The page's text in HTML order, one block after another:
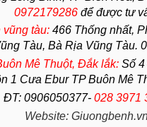
0972179286để được tư
vũng tàu:466 Thống nhất,
Tàu, Bà Rịa Vũng Tàu.
Mê Thuột, Đắk lắk:Số
1 Cưa Ebur TP Buôn Mê
ĐT: 0906050377-028 3971
Website: